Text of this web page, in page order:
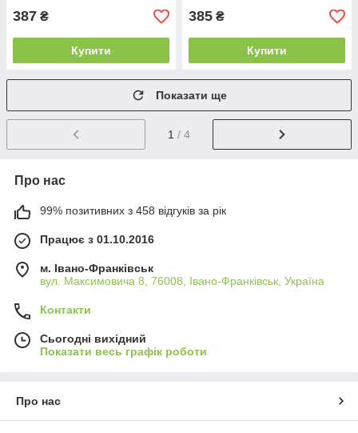
387 ₴
Купити
385 ₴
Купити
Показати ще
1 / 4
Про нас
99% позитивних з 458 відгуків за рік
Працює з 01.10.2016
м. Івано-Франківськ
вул. Максимовича 8, 76008, Івано-Франківськ, Україна
Контакти
Сьогодні вихідний
Показати весь графік роботи
Про нас